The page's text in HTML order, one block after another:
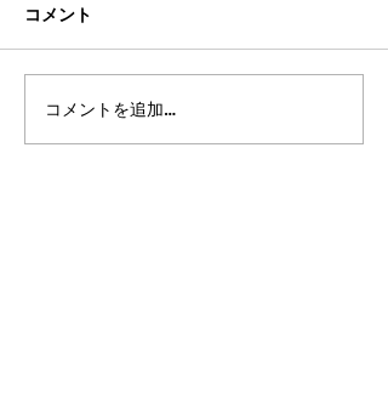
2026年8月・9月スケジュ
ール
コメント
コメントを追加…